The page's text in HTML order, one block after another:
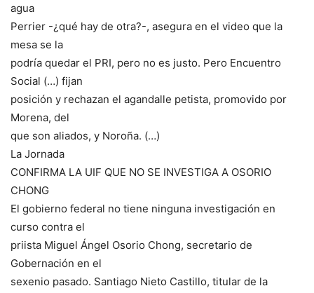
agua
Perrier -¿qué hay de otra?-, asegura en el video que la
mesa se la
podría quedar el PRI, pero no es justo. Pero Encuentro
Social (…) fijan
posición y rechazan el agandalle petista, promovido por
Morena, del
que son aliados, y Noroña. (…)
La Jornada
CONFIRMA LA UIF QUE NO SE INVESTIGA A OSORIO
CHONG
El gobierno federal no tiene ninguna investigación en
curso contra el
priista Miguel Ángel Osorio Chong, secretario de
Gobernación en el
sexenio pasado. Santiago Nieto Castillo, titular de la